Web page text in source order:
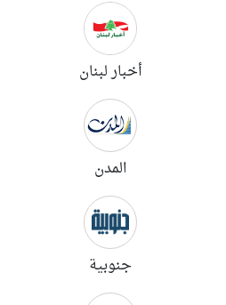
أخبار لبنان
المدن
جنوبية